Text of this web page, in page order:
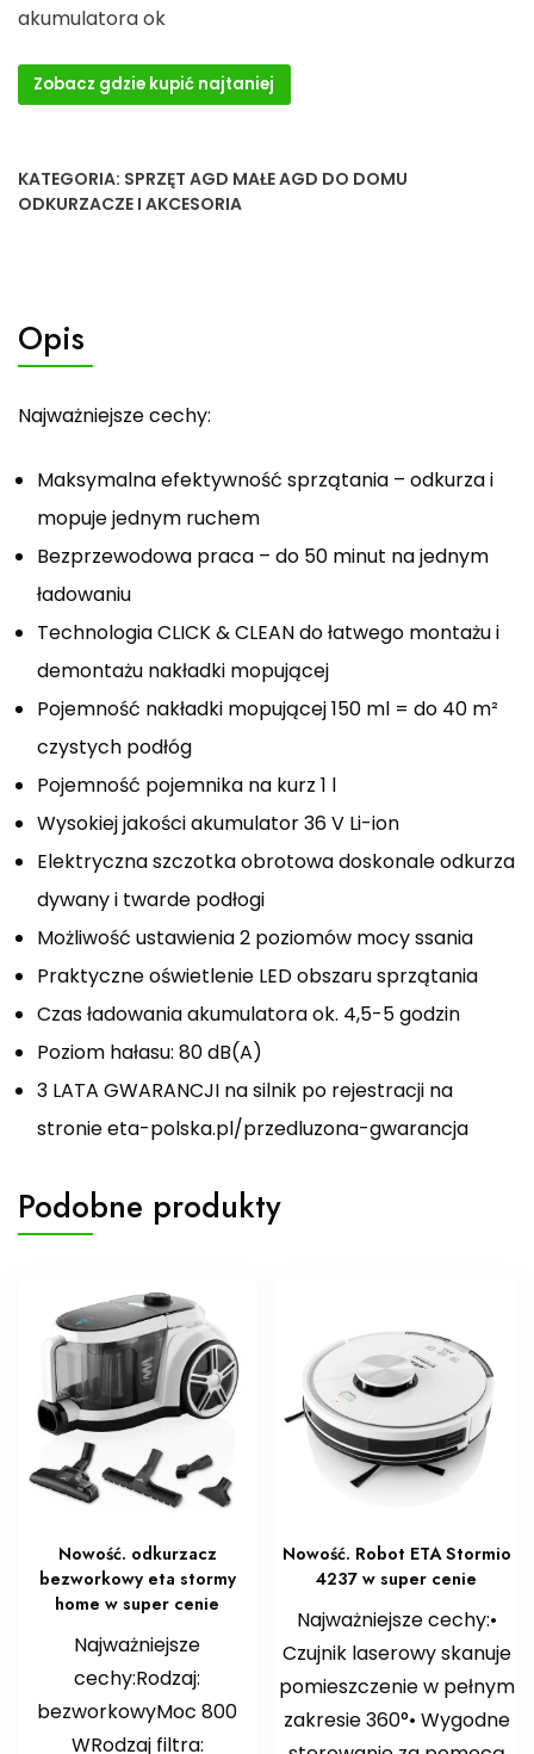
akumulatora ok
Zobacz gdzie kupić najtaniej
KATEGORIA: SPRZĘT AGD MAŁE AGD DO DOMU
ODKURZACZE I AKCESORIA
Opis
Najważniejsze cechy:
Maksymalna efektywność sprzątania – odkurza i
mopuje jednym ruchem
Bezprzewodowa praca – do 50 minut na jednym
ładowaniu
Technologia CLICK & CLEAN do łatwego montażu i
demontażu nakładki mopującej
Pojemność nakładki mopującej 150 ml = do 40 m²
czystych podłóg
Pojemność pojemnika na kurz 1 l
Wysokiej jakości akumulator 36 V Li-ion
Elektryczna szczotka obrotowa doskonale odkurza
dywany i twarde podłogi
Możliwość ustawienia 2 poziomów mocy ssania
Praktyczne oświetlenie LED obszaru sprzątania
Czas ładowania akumulatora ok. 4,5-5 godzin
Poziom hałasu: 80 dB(A)
3 LATA GWARANCJI na silnik po rejestracji na
stronie eta-polska.pl/przedluzona-gwarancja
Podobne produkty
Nowość. odkurzacz
bezworkowy eta stormy
home w super cenie
Najważniejsze
cechy:Rodzaj:
bezworkowyMoc 800
WRodzaj filtra:
Nowość. Robot ETA Stormio
4237 w super cenie
Najważniejsze cechy:•
Czujnik laserowy skanuje
pomieszczenie w pełnym
zakresie 360°• Wygodne